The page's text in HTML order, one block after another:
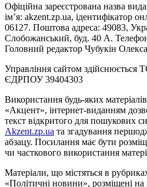
Офіційна зареєстрована назва
ім’я: akzent.zp.ua, ідентифікатор
06127. Поштова адреса: 49083,
Слобожанський, буд. 40 А.
Головний редактор Чубукін
Управління сайтом
ЄДРПОУ 39404303
Використання будь-яких
«Акцент», інтернет-виданням
текст відкритого для пошукових
Akzent.zp.ua та згадування
абзацу. Посилання має бути
чи часткового використання
Матеріали, що містяться в
«Політичні новини», розміщені